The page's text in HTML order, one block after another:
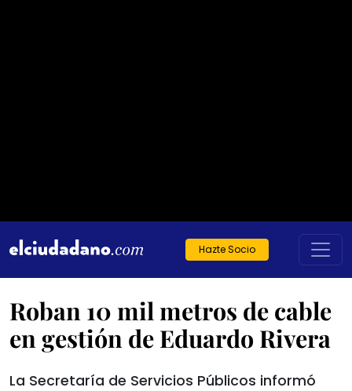
Hazte Socio
Roban 10 mil metros de cable
en gestión de Eduardo Rivera
La Secretaría de Servicios Públicos informó